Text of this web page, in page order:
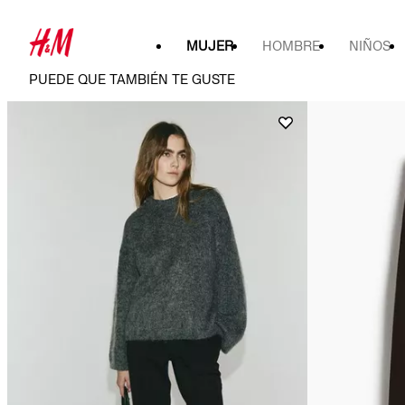
MUJER HOMBRE NIÑOS
PUEDE QUE TAMBIÉN TE GUSTE